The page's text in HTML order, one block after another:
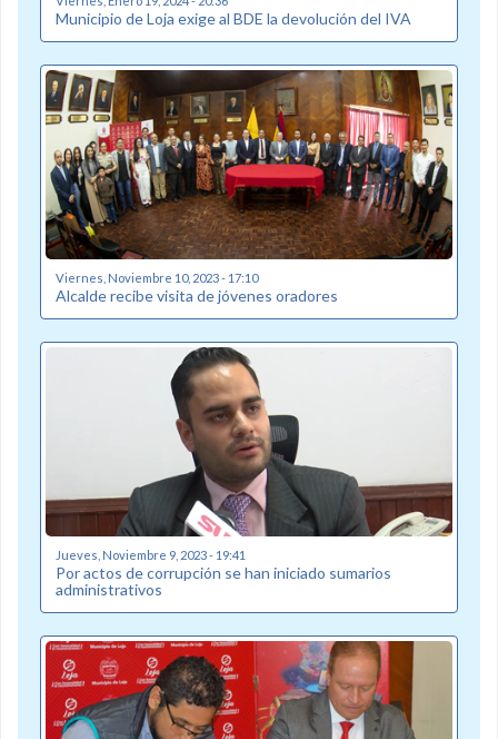
Municipio de Loja exige al BDE la devolución del IVA
Viernes, Noviembre 10, 2023 - 17:10
Alcalde recibe visita de jóvenes oradores
Jueves, Noviembre 9, 2023 - 19:41
Por actos de corrupción se han iniciado sumarios
administrativos